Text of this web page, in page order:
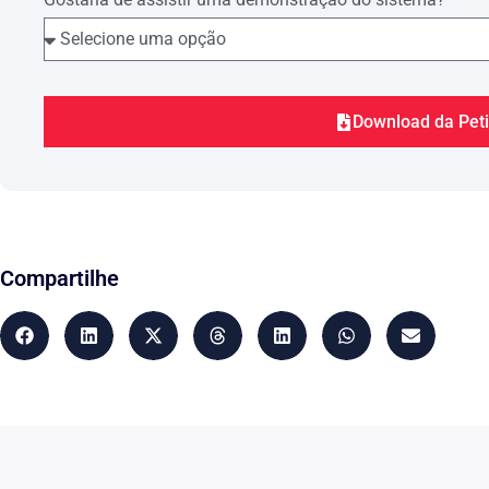
acidente.
É certo que se houvesse um contrato formalizado e
retornado ao trabalho após o afastamento
Evidente que o período de estabilidade a que faria
corretamente pelo Reclamado deve se refletir nas
Assim, necessária a modificação da sentença, para
contrato de trabalho entre os litigantes no período de
2.2 – Dos danos sofridos
Download da
Compartilhe